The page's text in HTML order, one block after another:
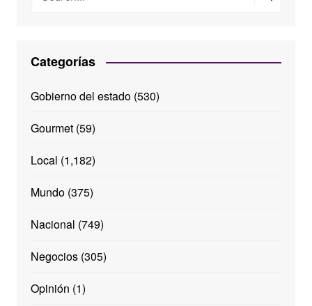
Categorías
Gobierno del estado(530)
Gourmet(59)
Local (1,182)
Mundo(375)
Nacional (749)
Negocios(305)
Opinión (1)